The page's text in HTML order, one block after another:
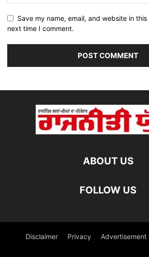
Save my name, email, and website in
next time I comment.
ABOUT US
FOLLOW US
Disclaimer Privacy Advertisement